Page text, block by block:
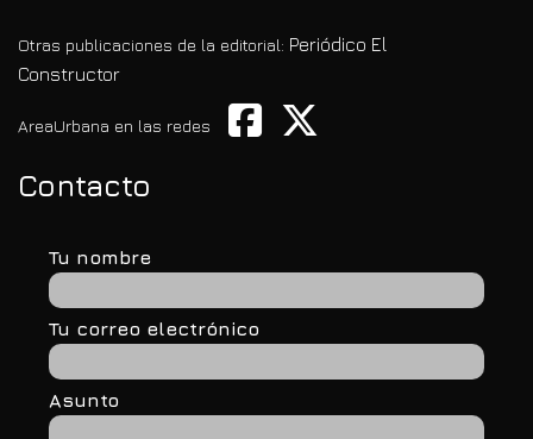
Otras publicaciones de la editorial: Periódico El
Constructor
AreaUrbana en las redes
Contacto
Tu nombre
Tu correo electrónico
Asunto